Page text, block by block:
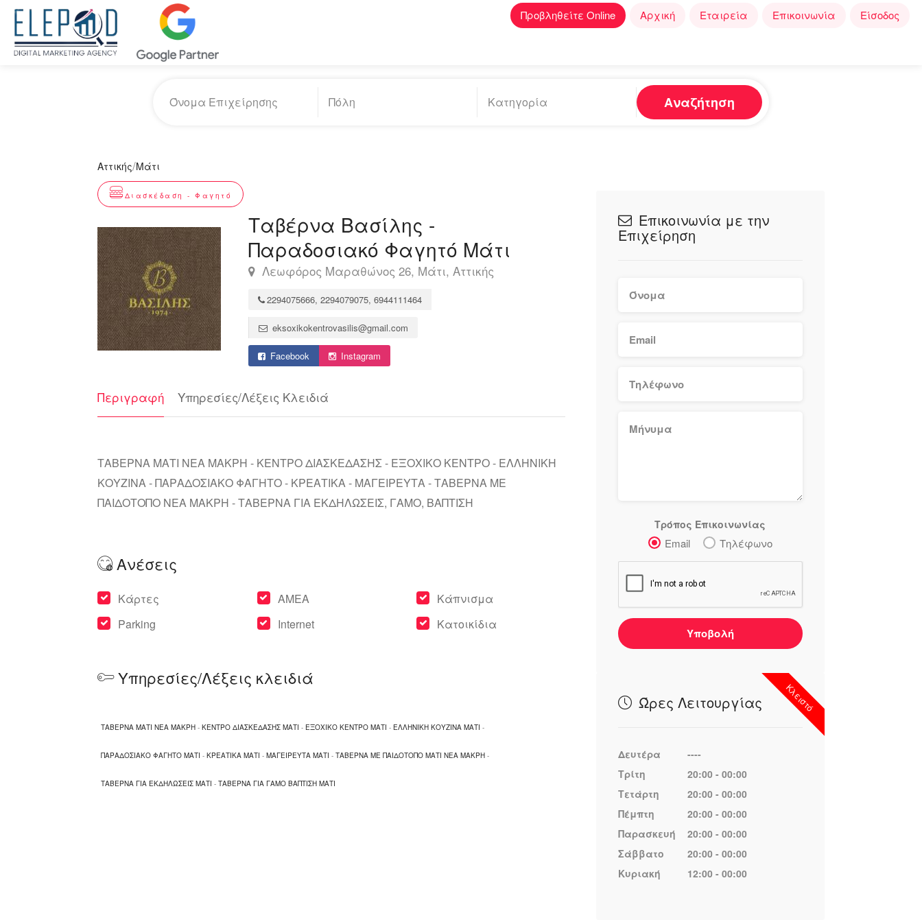
Προβληθείτε Online Αρχική Εταιρεία Επικοινωνία Είσοδος
Αναζήτηση
Αττικής/Μάτι
Διασκέδαση - Φαγητό
Ταβέρνα Βασίλης -
Παραδοσιακό Φαγητό Μάτι
Λεωφόρος Μαραθώνος 26, Μάτι, Αττικής
2294075666, 2294079075, 6944111464
eksoxikokentrovasilis@gmail.com
Facebook Instagram
Περιγραφή Υπηρεσίες/Λέξεις Κλειδιά
ΤΑΒΕΡΝΑ ΜΑΤΙ ΝΕΑ ΜΑΚΡΗ - ΚΕΝΤΡΟ ΔΙΑΣΚΕΔΑΣΗΣ - ΕΞΟΧΙΚΟ ΚΕΝΤΡΟ - ΕΛΛΗΝΙΚΗ
ΚΟΥΖΙΝΑ - ΠΑΡΑΔΟΣΙΑΚΟ ΦΑΓΗΤΟ - ΚΡΕΑΤΙΚΑ - ΜΑΓΕΙΡΕΥΤΑ - ΤΑΒΕΡΝΑ ΜΕ
ΠΑΙΔΟΤΟΠΟ ΝΕΑ ΜΑΚΡΗ - ΤΑΒΕΡΝΑ ΓΙΑ ΕΚΔΗΛΩΣΕΙΣ, ΓΑΜΟ, ΒΑΠΤΙΣΗ
Ανέσεις
Κάρτες
Parking
AMEA
Internet
Κάπνισμα
Κατοικίδια
Υπηρεσίες/Λέξεις κλειδιά
ΤΑΒΕΡΝΑ ΜΑΤΙ ΝΕΑ ΜΑΚΡΗ - ΚΕΝΤΡΟ ΔΙΑΣΚΕΔΑΣΗΣ ΜΑΤΙ - ΕΞΟΧΙΚΟ ΚΕΝΤΡΟ ΜΑΤΙ - ΕΛΛΗΝΙΚΗ ΚΟΥΖΙΝΑ ΜΑΤΙ -
ΠΑΡΑΔΟΣΙΑΚΟ ΦΑΓΗΤΟ ΜΑΤΙ - ΚΡΕΑΤΙΚΑ ΜΑΤΙ - ΜΑΓΕΙΡΕΥΤΑ ΜΑΤΙ - ΤΑΒΕΡΝΑ ΜΕ ΠΑΙΔΟΤΟΠΟ ΜΑΤΙ ΝΕΑ ΜΑΚΡΗ -
ΤΑΒΕΡΝΑ ΓΙΑ ΕΚΔΗΛΩΣΕΙΣ ΜΑΤΙ - ΤΑΒΕΡΝΑ ΓΙΑ ΓΑΜΟ ΒΑΠΤΙΣΗ ΜΑΤΙ
Επικοινωνία με την
Επιχείρηση
Τρόπος Επικοινωνίας
Email Τηλέφωνο
Υποβολή
Κλειστό
Ώρες Λειτουργίας
Δευτέρα
----
Τρίτη
20:00 - 00:00
Τετάρτη
20:00 - 00:00
Πέμπτη
20:00 - 00:00
Παρασκευή
20:00 - 00:00
Σάββατο
20:00 - 00:00
Κυριακή
12:00 - 00:00